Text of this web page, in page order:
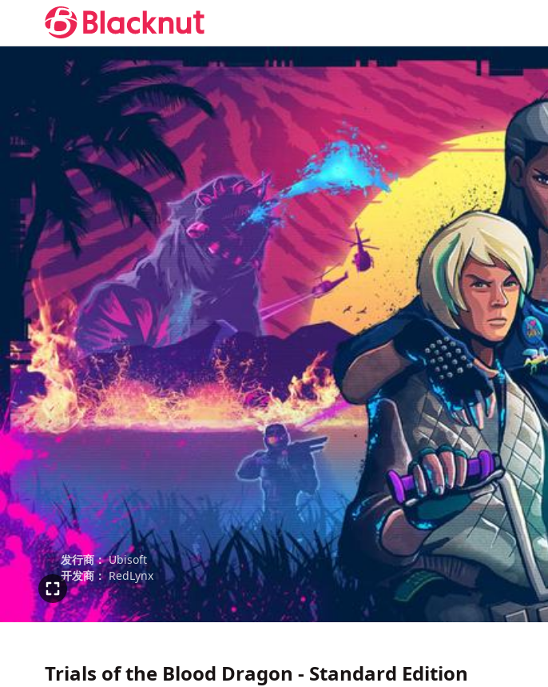
发行商： Ubisoft
开发商： RedLynx
Trials of the Blood Dragon - Standard Edition